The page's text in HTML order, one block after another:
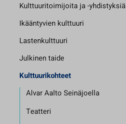
Kulttuuritoimijoita ja -yhdistyksiä
Ikääntyvien kulttuuri
Lastenkulttuuri
Julkinen taide
Kulttuurikohteet
Alvar Aalto Seinäjoella
Teatteri